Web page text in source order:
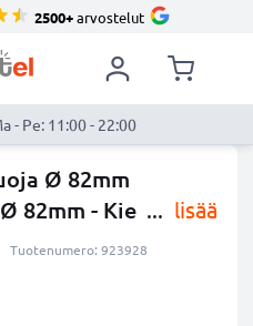
2500+arvostelut
- Pe: 11:00 - 22:00
Ø 82mm
82mm - Kie ... lisää
Tuotenumero: 923928